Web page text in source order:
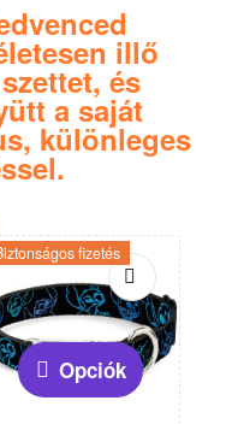
illő
és
a saját
különleges
fizetés
Opciók